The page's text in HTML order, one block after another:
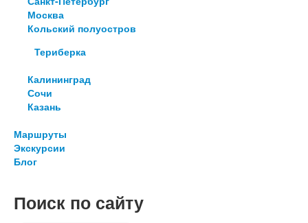
Москва
Кольский полуостров
Териберка
Калининград
Сочи
Казань
Маршруты
Экскурсии
Блог
Поиск по сайту